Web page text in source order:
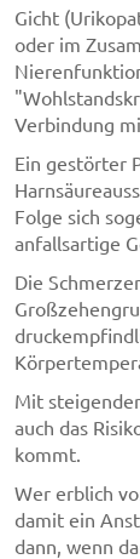
Gicht
oder im
Verbindung
Ein gestörter
Folge sich
anfallsartige
Die
Mit
auch das
kommt.
Wer erblich
damit ein
dann, wenn